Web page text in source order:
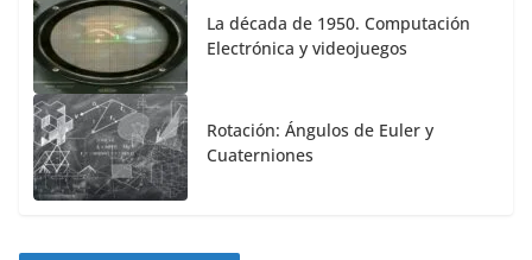
La década de 1950. Computación
Electrónica y videojuegos
Rotación: Ángulos de Euler y
Cuaterniones